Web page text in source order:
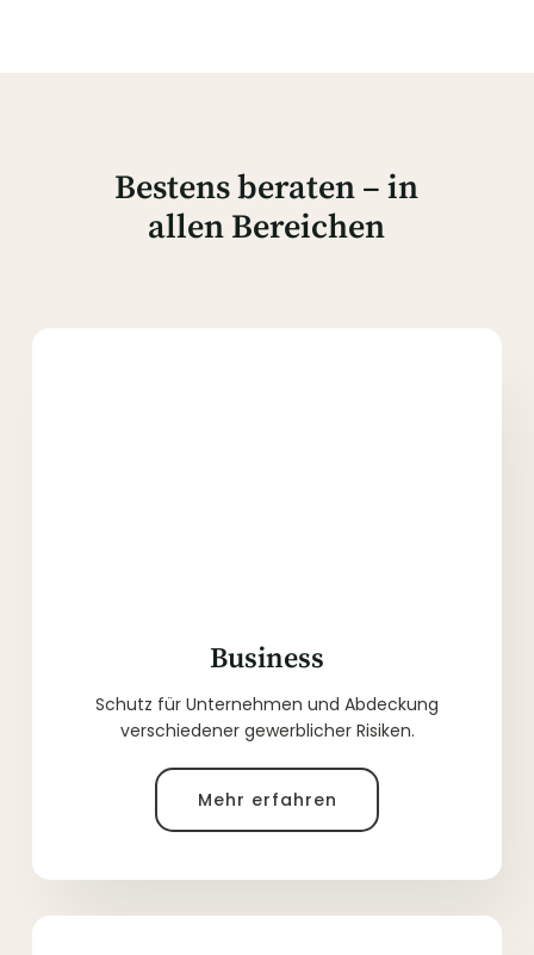
Bestens beraten – in
allen Bereichen
Business
Schutz für Unternehmen und Abdeckung
verschiedener gewerblicher Risiken.
Mehr erfahren